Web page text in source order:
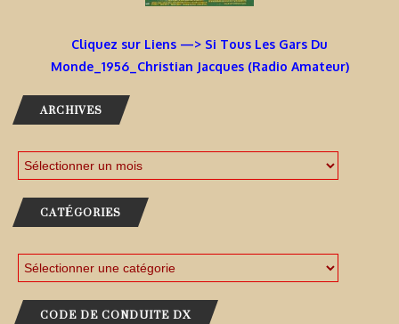
Cliquez sur Liens —> Si Tous Les Gars Du
Monde_1956_Christian Jacques (Radio Amateur)
ARCHIVES
CATÉGORIES
CODE DE CONDUITE DX